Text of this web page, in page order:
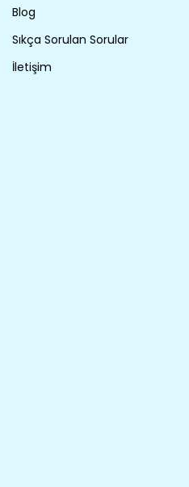
Blog
Sıkça Sorulan Sorular
İletişim